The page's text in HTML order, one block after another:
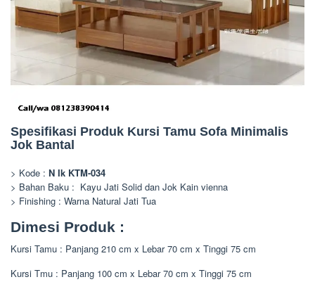
Spesifikasi Produk Kursi Tamu Sofa Minimalis
Jok Bantal
> Kode : N Ik KTM-034
> Bahan Baku : Kayu Jati Solid dan Jok Kain vienna
> Finishing : Warna Natural Jati Tua
Dimesi Produk :
Kursi Tamu : Panjang 210 cm x Lebar 70 cm x Tinggi 75 cm
Kursi Tmu : Panjang 100 cm x Lebar 70 cm x Tinggi 75 cm